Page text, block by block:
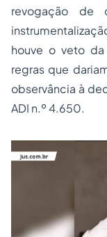
revogação de
houve o veto
regras que
observância à
ADI n.º 4.650.